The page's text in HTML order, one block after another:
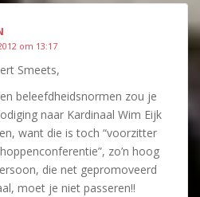
om 13:17
Smeets,
beleefdheidsnormen zou je
naar Kardinaal Wim Eijk
want die is toch “voorzitter
zo’n hoog
die net gepromoveerd
moet je niet passeren!!